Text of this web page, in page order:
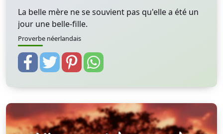
La belle mère ne se souvient pas qu'elle a été un
jour une belle-fille.
Proverbe néerlandais